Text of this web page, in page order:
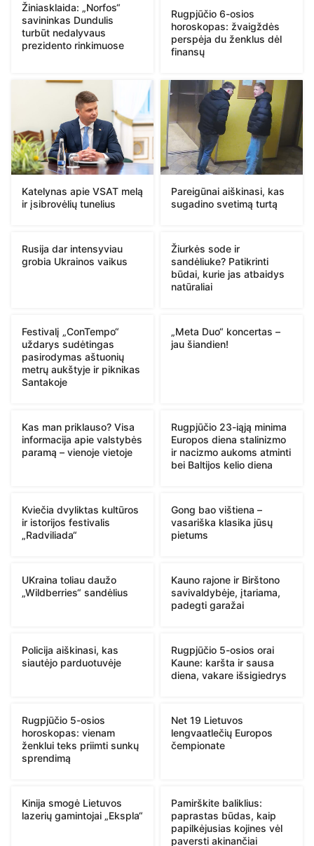
Žiniasklaida: „Norfos“
savininkas Dundulis
turbūt nedalyvaus
prezidento rinkimuose
Rugpjūčio 6-osios
horoskopas: žvaigždės
perspėja du ženklus dėl
finansų
Katelynas apie VSAT melą
ir įsibrovėlių tunelius
Pareigūnai aiškinasi, kas
sugadino svetimą turtą
Rusija dar intensyviau
grobia Ukrainos vaikus
Žiurkės sode ir
sandėliuke? Patikrinti
būdai, kurie jas atbaidys
natūraliai
Festivalį „ConTempo“
uždarys sudėtingas
pasirodymas aštuonių
metrų aukštyje ir piknikas
Santakoje
„Meta Duo“ koncertas –
jau šiandien!
Kas man priklauso? Visa
informacija apie valstybės
paramą – vienoje vietoje
Rugpjūčio 23-iąją minima
Europos diena stalinizmo
ir nacizmo aukoms atminti
bei Baltijos kelio diena
Kviečia dvyliktas kultūros
ir istorijos festivalis
„Radviliada“
Gong bao vištiena –
vasariška klasika jūsų
pietums
UKraina toliau daužo
„Wildberries“ sandėlius
Kauno rajone ir Birštono
savivaldybėje, įtariama,
padegti garažai
Policija aiškinasi, kas
siautėjo parduotuvėje
Rugpjūčio 5-osios orai
Kaune: karšta ir sausa
diena, vakare išsigiedrys
Rugpjūčio 5-osios
horoskopas: vienam
ženklui teks priimti sunkų
sprendimą
Net 19 Lietuvos
lengvaatlečių Europos
čempionate
Kinija smogė Lietuvos
lazerių gamintojai „Ekspla“
Pamirškite baliklius:
paprastas būdas, kaip
papilkėjusias kojines vėl
paversti akinančiai